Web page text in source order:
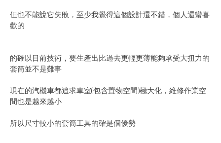
但也不能說它失敗，至少我覺得這個設計還不錯，個人還蠻喜
歡的
的確以目前技術，要生產出比過去更輕更薄能夠承受大扭力的
套筒並不是難事
現在的汽機車都追求車室(包含置物空間)極大化，維修作業空
間也是越來越小
所以尺寸較小的套筒工具的確是個優勢